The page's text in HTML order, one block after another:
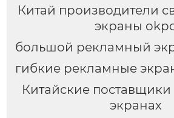
Китай производители
экраны
большой рекламный
гибкие рекламные
Китайские
экранах